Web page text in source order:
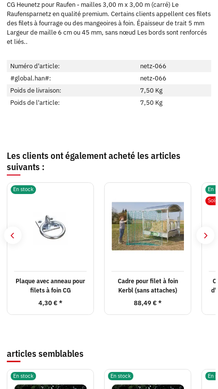
CG Heunetz pour Raufen - mailles 3,00 m x 3,00 m (carré) Le
Raufensparnetz en qualité premium. Certains clients appellent ces filets
des filets à fourrage ou des mangeoires à foin. Épaisseur de trait 5 mm
Largeur de maille 6 cm ou 45 mm, sans nœud Les bords sont renforcés
et liés..
Numéro d'article:
netz-066
#global.han#:
netz-066
Poids de livraison:
7,50 Kg
Poids de l'article:
7,50 Kg
Les clients ont également acheté les articles
suivants :
En stock
Plaque avec anneau pour
filets à foin CG
4,30 €*
Cadre pour filet à foin
Kerbl (sans attaches)
88,49 €*
En
articles semblables
En stock En stock En